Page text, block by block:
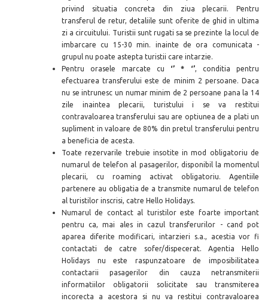
privind situatia concreta din ziua plecarii. Pentru
transferul de retur, detaliile sunt oferite de ghid in ultima
zi a circuitului. Turistii sunt rugati sa se prezinte la locul de
imbarcare cu 15-30 min. inainte de ora comunicata -
grupul nu poate astepta turistii care intarzie.
Pentru orasele marcate cu ‘’ * ‘’, conditia pentru
efectuarea transferului este de minim 2 persoane. Daca
nu se intrunesc un numar minim de 2 persoane pana la 14
zile inaintea plecarii, turistului i se va restitui
contravaloarea transferului sau are optiunea de a plati un
supliment in valoare de 80% din pretul transferului pentru
a beneficia de acesta.
Toate rezervarile trebuie insotite in mod obligatoriu de
numarul de telefon al pasagerilor, disponibil la momentul
plecarii, cu roaming activat obligatoriu. Agentiile
partenere au obligatia de a transmite numarul de telefon
al turistilor inscrisi, catre Hello Holidays.
Numarul de contact al turistilor este foarte important
pentru ca, mai ales in cazul transferurilor - cand pot
aparea diferite modificari, intarzieri s.a., acestia vor fi
contactati de catre sofer/dispecerat. Agentia Hello
Holidays nu este raspunzatoare de imposibilitatea
contactarii pasagerilor din cauza netransmiterii
informatiilor obligatorii solicitate sau transmiterea
incorecta a acestora si nu va restitui contravaloarea